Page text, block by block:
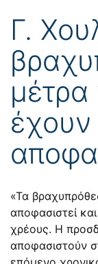
Γ.
μέτρα
έχουν
«Τα
αποφασιστεί
χρέους. Η
αποφασιστούν